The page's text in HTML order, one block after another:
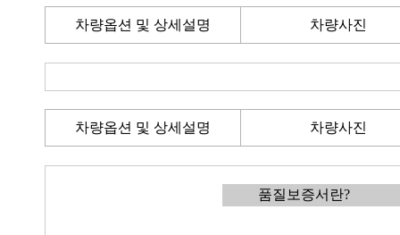
차량옵션 및 상세설명 차량사진
차량옵션 및 상세설명 차량사진
품질보증서란?